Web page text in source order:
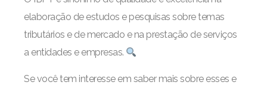
elaboração de estudos e pesquisas sobre temas
tributários e de mercado e na prestação de serviços
a entidades e empresas.
Se você tem interesse em saber mais sobre esses e